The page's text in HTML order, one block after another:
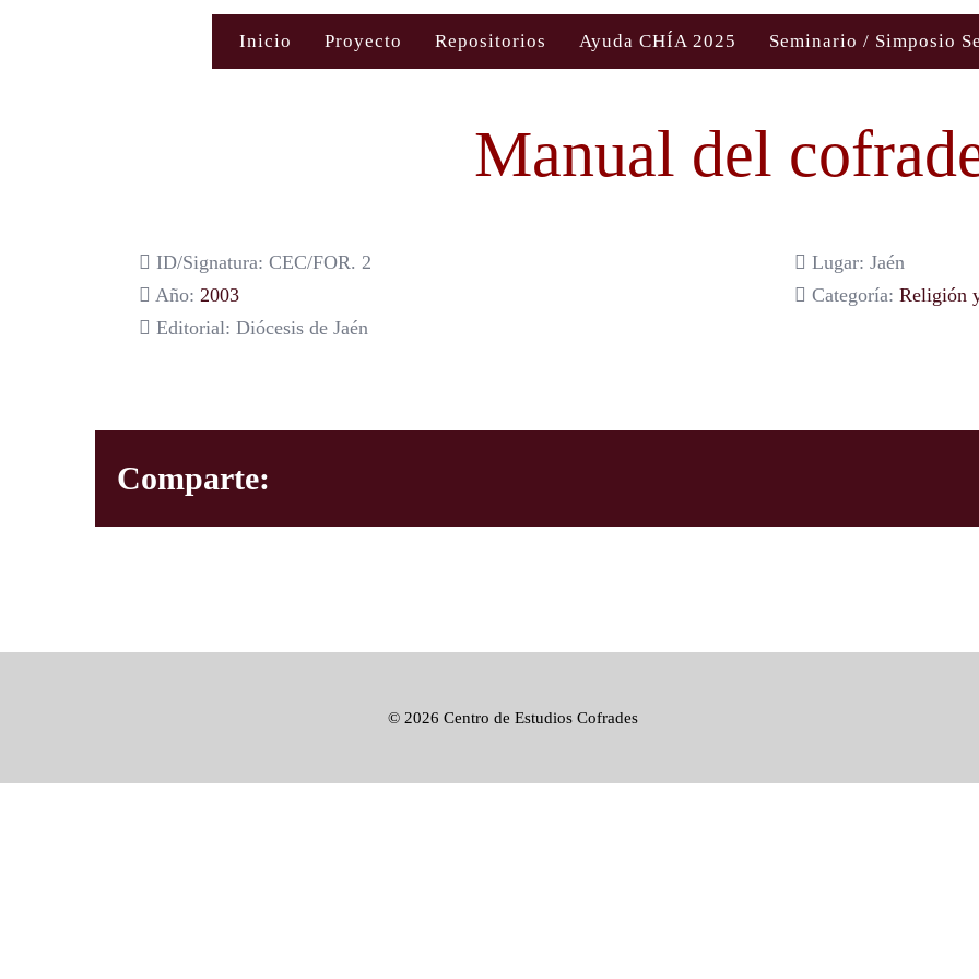
Inicio Proyecto Repositorios Ayuda CHÍA 2025 Seminario / Simposio
Manual del
ID/Signatura: CEC/FOR. 2
Año: 2003
Editorial: Diócesis de Jaén
Lugar: Jaén
Categoría: Religión
Comparte:
© 2026 Centro de Estudios Cofrades